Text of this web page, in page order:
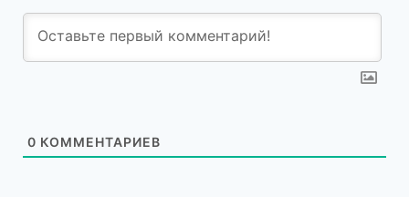
0 КОММЕНТАРИЕВ